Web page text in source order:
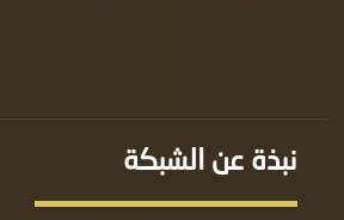
نبذة عن الشبكة